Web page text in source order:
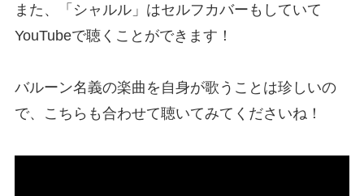
また、「シャルル」はセルフカバーもしていて
YouTubeで聴くことができます！
バルーン名義の楽曲を自身が歌うことは珍しいの
で、こちらも合わせて聴いてみてくださいね！